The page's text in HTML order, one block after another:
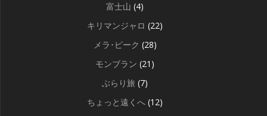
富士山 (4)
キリマンジャロ (22)
メラ･ピーク (28)
モンブラン (21)
ぶらり旅 (7)
ちょっと遠くへ (12)